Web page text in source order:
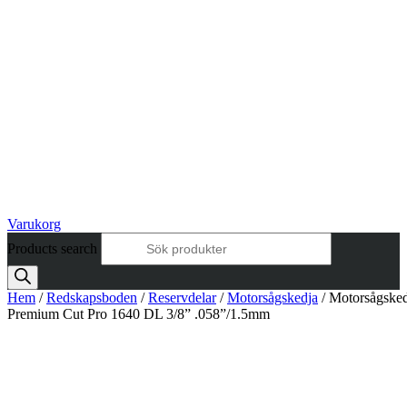
Varukorg
Products search
Hem /Redskapsboden /Reservdelar/Motorsågskedja /
Premium Cut Pro 1640 DL 3/8” .058”/1.5mm